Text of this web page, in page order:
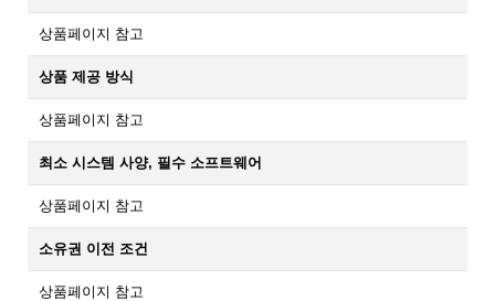
상품페이지 참고
상품 제공 방식
상품페이지 참고
최소 시스템 사양, 필수 소프트웨어
상품페이지 참고
소유권 이전 조건
상품페이지 참고